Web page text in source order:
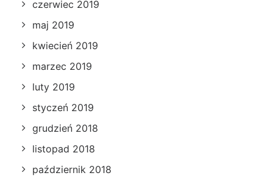
czerwiec 2019
maj 2019
kwiecień 2019
marzec 2019
luty 2019
styczeń 2019
grudzień 2018
listopad 2018
październik 2018